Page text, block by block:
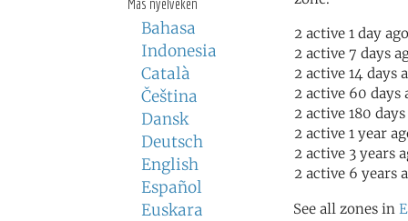
Bahasa
Indonesia
Català
Čeština
Dansk
Deutsch
English
Español
Euskara
2 active 1 day ago
2 active 7 days
2 active 14 days
2 active 60 days
2 active 180
2 active 1 year
2 active 3 years
2 active 6 years
See all zones in